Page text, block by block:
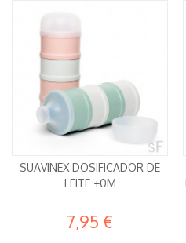
SUAVINEX DOSIFICADOR DE
LEITE +0M
7,95 €